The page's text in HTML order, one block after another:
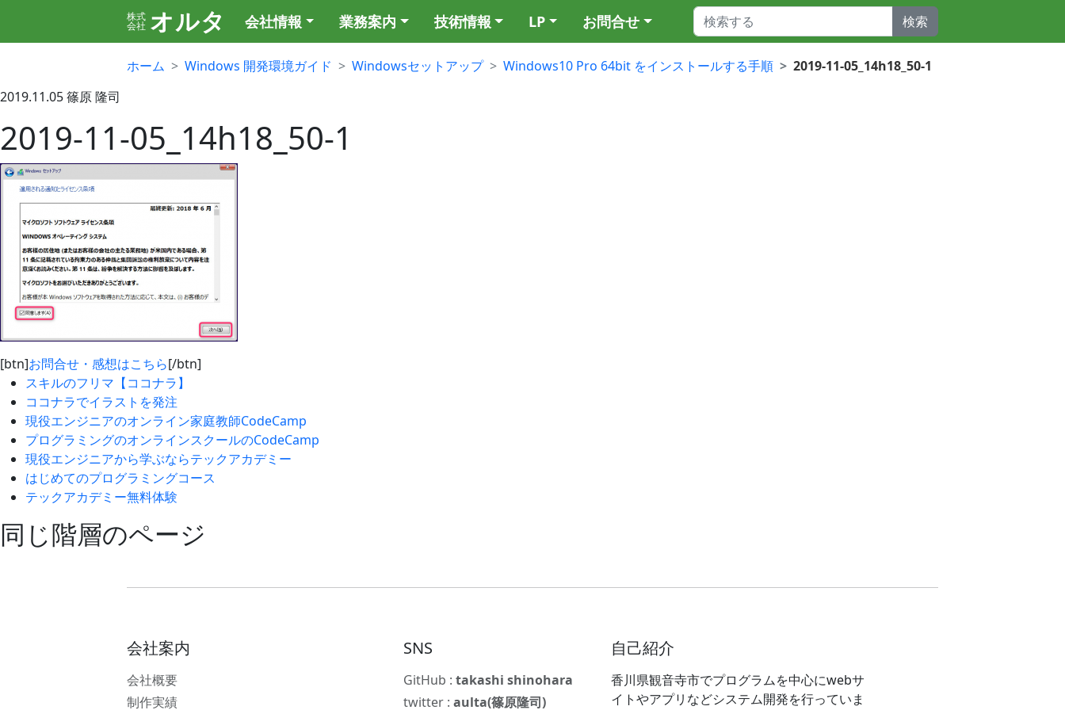
株式
会社 オルタ 会社情報 業務案内 技術情報 LP お問合せ 検索
ホーム Windows 開発環境ガイド Windowsセットアップ Windows10 Pro 64bit をインストールする手順
2019-11-05_14h18_50-1
2019.11.05篠原 隆司
2019-11-05_14h18_50-1
[btn]お問合せ・感想はこちら[/btn]
スキルのフリマ【ココナラ】
ココナラでイラストを発注
現役エンジニアのオンライン家庭教師CodeCamp
プログラミングのオンラインスクールのCodeCamp
現役エンジニアから学ぶならテックアカデミー
はじめてのプログラミングコース
テックアカデミー無料体験
同じ階層のページ
会社案内
会社概要
制作実績
SNS
GitHub :takashi shinohara
twitter :aulta(篠原隆司)
自己紹介
香川県観音寺市でプログラムを中心にwebサ
イトやアプリなどシステム開発を行っていま